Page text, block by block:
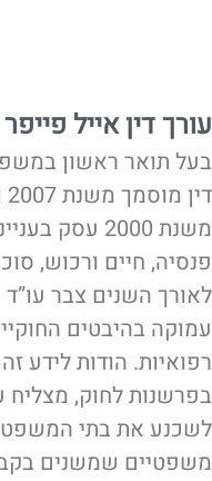
עורך דין אייל פייפר
משנת 2000
לאורך השנים צבר
עמוקה בהיבטים
רפואיות. הודות לידע
בפרשנות לחוק,
לשכנע את בתי המשפט
משפטיים שמשנים